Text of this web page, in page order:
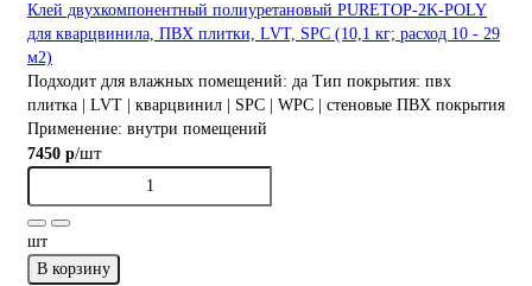
Клей двухкомпонентный полиуретановый PURETOP-2K-POLY
для кварцвинила, ПВХ плитки, LVT, SPC (10,1 кг; расход 10 - 29
м2)
Подходит для влажных помещений: да Тип покрытия: пвх
плитка | LVT | кварцвинил | SPC | WPC | стеновые ПВХ покрытия
Применение: внутри помещений
7450 р/шт
шт
В корзину